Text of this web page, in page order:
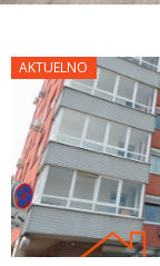
AKTUELNO